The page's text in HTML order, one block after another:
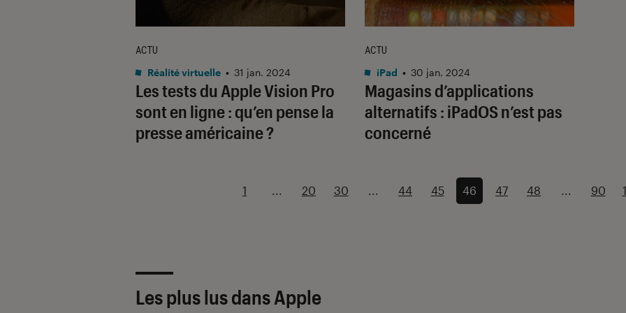
Les tests du Apple Vision Pro
sont en ligne : qu’en pense la
presse américaine ?
ACTU
Réalité virtuelle • 31 jan. 2024
Magasins d’applications
alternatifs : iPadOS n’est pas
concerné
ACTU
iPad • 30 jan. 2024
1 ... 20 30 ... 44 45 46 47 48 ... 90
Les plus lus dans Apple